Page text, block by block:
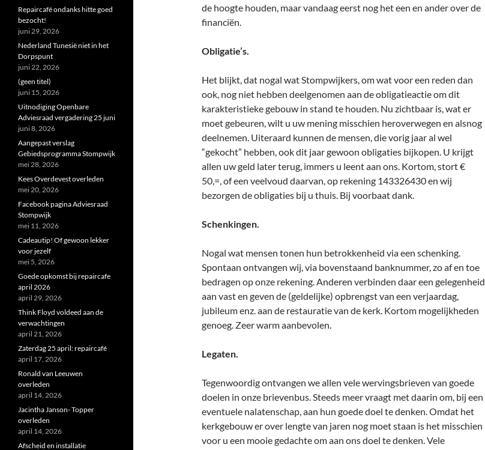
de hoogte houden, maar vandaag eerst nog het een en ander over de
financiën.
Obligatie’s.
Het blijkt, dat nogal wat Stompwijkers, om wat voor een reden dan
ook, nog niet hebben deelgenomen aan de obligatieactie om dit
karakteristieke gebouw in stand te houden. Nu zichtbaar is, wat er
moet gebeuren, wilt u uw mening misschien heroverwegen en alsnog
deelnemen. Uiteraard kunnen de mensen, die vorig jaar al wel
“gekocht” hebben, ook dit jaar gewoon obligaties bijkopen. U krijgt
allen uw geld later terug, immers u leent aan ons. Kortom, stort €
50,=, of een veelvoud daarvan, op rekening 143326430 en wij
bezorgen de obligaties bij u thuis. Bij voorbaat dank.
Schenkingen.
Nogal wat mensen tonen hun betrokkenheid via een schenking.
Spontaan ontvangen wij, via bovenstaand banknummer, zo af en toe
bedragen op onze rekening. Anderen verbinden daar een gelegenheid
aan vast en geven de (geldelijke) opbrengst van een verjaardag,
jubileum enz. aan de restauratie van de kerk. Kortom mogelijkheden
genoeg. Zeer warm aanbevolen.
Legaten.
Tegenwoordig ontvangen we allen vele wervingsbrieven van goede
doelen in onze brievenbus. Steeds meer vraagt met daarin om, bij een
eventuele nalatenschap, aan hun goede doel te denken. Omdat het
kerkgebouw er over lengte van jaren nog moet staan is het misschien
voor u een mooie gedachte om aan ons doel te denken. Vele
Repaircafé ondanks hitte goed
bezocht!
juni 29, 2026
Nederland Tunesië niet in het
Dorpspunt
juni 22, 2026
(geen titel)
juni 15, 2026
Uitnodiging Openbare
Adviesraad vergadering 25 juni
juni 8, 2026
Aangepast verslag
Gebiedsprogramma Stompwijk
mei 28, 2026
Kees Overdevest overleden
mei 20, 2026
Facebook pagina Adviesraad
Stompwijk
mei 11, 2026
Cadeautip! Of gewoon lekker
voor jezelf
mei 5, 2026
Goede opkomst bij repaircafe
april 2026
april 29, 2026
Think Floyd voldeed aan de
verwachtingen
april 21, 2026
Zaterdag 25 april: repaircafé
april 17, 2026
Ronald van Leeuwen
overleden
april 14, 2026
Jacintha Janson- Topper
overleden
april 14, 2026
Afscheid en installatie